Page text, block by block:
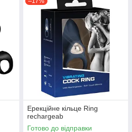
Ерекційне кільце Ring
rechargeab
Готово до відправки